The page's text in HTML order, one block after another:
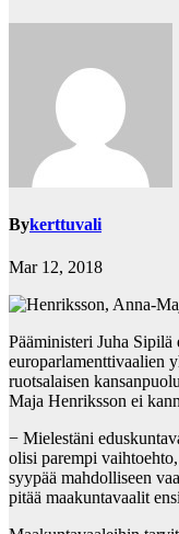
Bykerttuvali
Mar 12, 2018
Pääministeri Juha Sipilä
europarlamenttivaalien
ruotsalaisen
Maja Henriksson ei
− Mielestäni
olisi parempi
syypää mahdolliseen
pitää maakuntavaalit